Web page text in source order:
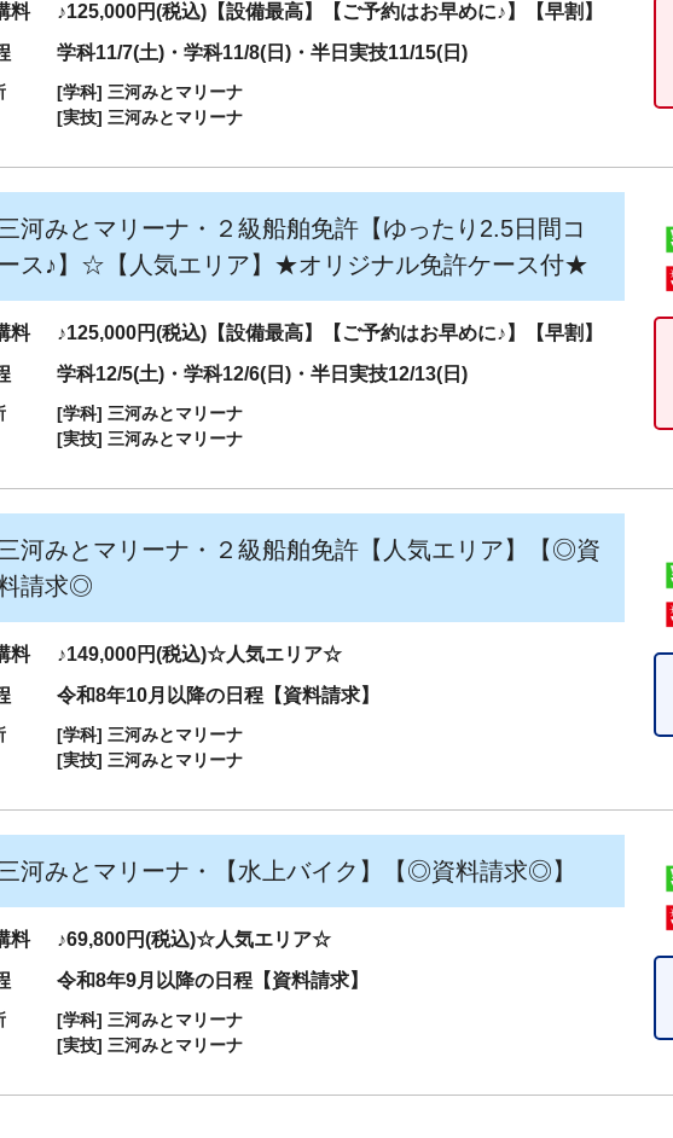
料
♪125,000円(税込)【設備最高】【ご予約はお早めに♪】【早割】
学科11/7(土)・学科11/8(日)・半日実技11/15(日)
[学科] 三河みとマリーナ
[実技] 三河みとマリーナ
河みとマリーナ・２級船舶免許【ゆったり2.5日間コ
ス♪】☆【人気エリア】★オリジナル免許ケース付★
料
♪125,000円(税込)【設備最高】【ご予約はお早めに♪】【早割】
学科12/5(土)・学科12/6(日)・半日実技12/13(日)
[学科] 三河みとマリーナ
[実技] 三河みとマリーナ
河みとマリーナ・２級船舶免許【人気エリア】【◎資
請求◎
料
♪149,000円(税込)☆人気エリア☆
令和8年10月以降の日程【資料請求】
[学科] 三河みとマリーナ
[実技] 三河みとマリーナ
河みとマリーナ・【水上バイク】【◎資料請求◎】
料
♪69,800円(税込)☆人気エリア☆
令和8年9月以降の日程【資料請求】
[学科] 三河みとマリーナ
[実技] 三河みとマリーナ